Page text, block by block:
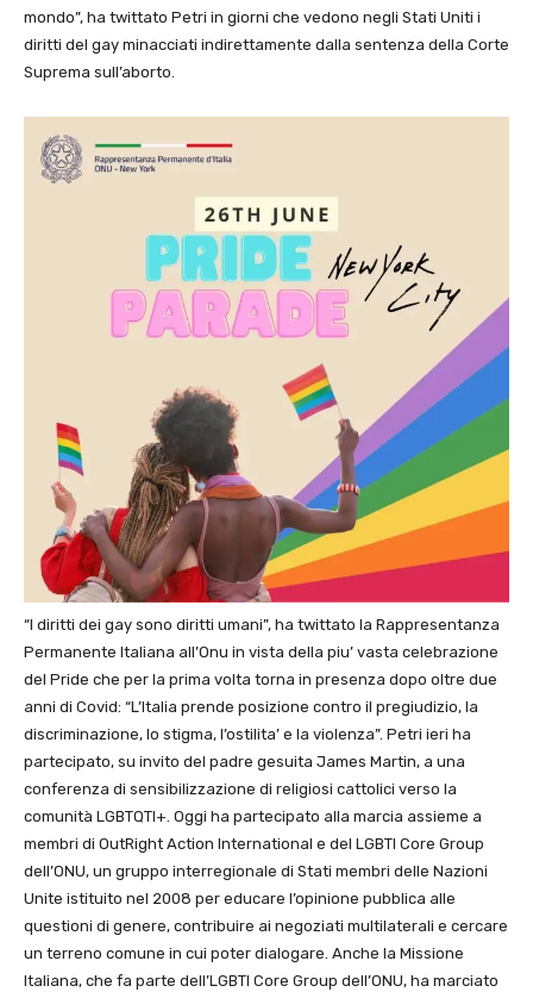
mondo”, ha twittato Petri in giorni che vedono negli Stati Uniti i
diritti del gay minacciati indirettamente dalla sentenza della Corte
Suprema sull’aborto.
“I diritti dei gay sono diritti umani”, ha twittato la Rappresentanza
Permanente Italiana all’Onu in vista della piu’ vasta celebrazione
del Pride che per la prima volta torna in presenza dopo oltre due
anni di Covid: “L’Italia prende posizione contro il pregiudizio, la
discriminazione, lo stigma, l’ostilita’ e la violenza”. Petri ieri ha
partecipato, su invito del padre gesuita James Martin, a una
conferenza di sensibilizzazione di religiosi cattolici verso la
comunità LGBTQTI+. Oggi ha partecipato alla marcia assieme a
membri di OutRight Action International e del LGBTI Core Group
dell’ONU, un gruppo interregionale di Stati membri delle Nazioni
Unite istituito nel 2008 per educare l’opinione pubblica alle
questioni di genere, contribuire ai negoziati multilaterali e cercare
un terreno comune in cui poter dialogare. Anche la Missione
Italiana, che fa parte dell’LGBTI Core Group dell’ONU, ha marciato